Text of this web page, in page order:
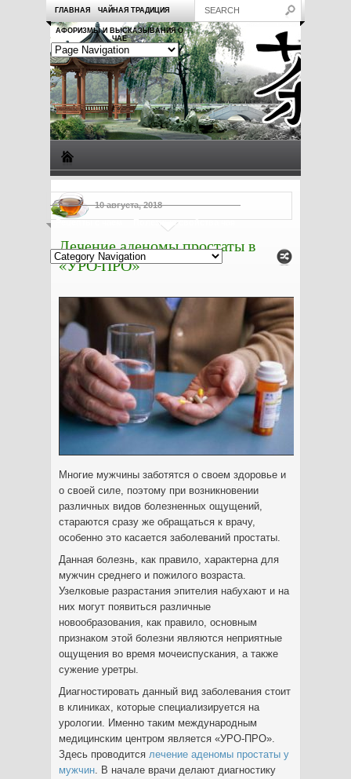
ГЛАВНАЯ ЧАЙНАЯ ТРАДИЦИЯ
АФОРИЗМЫ И ВЫСКАЗЫВАНИЯ О
ЧАЕ
Рецепты с чаем Полезные свойства чая
10 августа, 2018
Лечение аденомы простаты в
«УРО-ПРО»
Многие мужчины заботятся о своем здоровье и
о своей силе, поэтому при возникновении
различных видов болезненных ощущений,
стараются сразу же обращаться к врачу,
особенно это касается заболеваний простаты.
Данная болезнь, как правило, характерна для
мужчин среднего и пожилого возраста.
Узелковые разрастания эпителия набухают и на
них могут появиться различные
новообразования, как правило, основным
признаком этой болезни являются неприятные
ощущения во время мочеиспускания, а также
сужение уретры.
Диагностировать данный вид заболевания стоит
в клиниках, которые специализируется на
урологии. Именно таким международным
медицинским центром является «УРО-ПРО».
Здесь проводится лечение аденомы простаты у
мужчин. В начале врачи делают диагностику